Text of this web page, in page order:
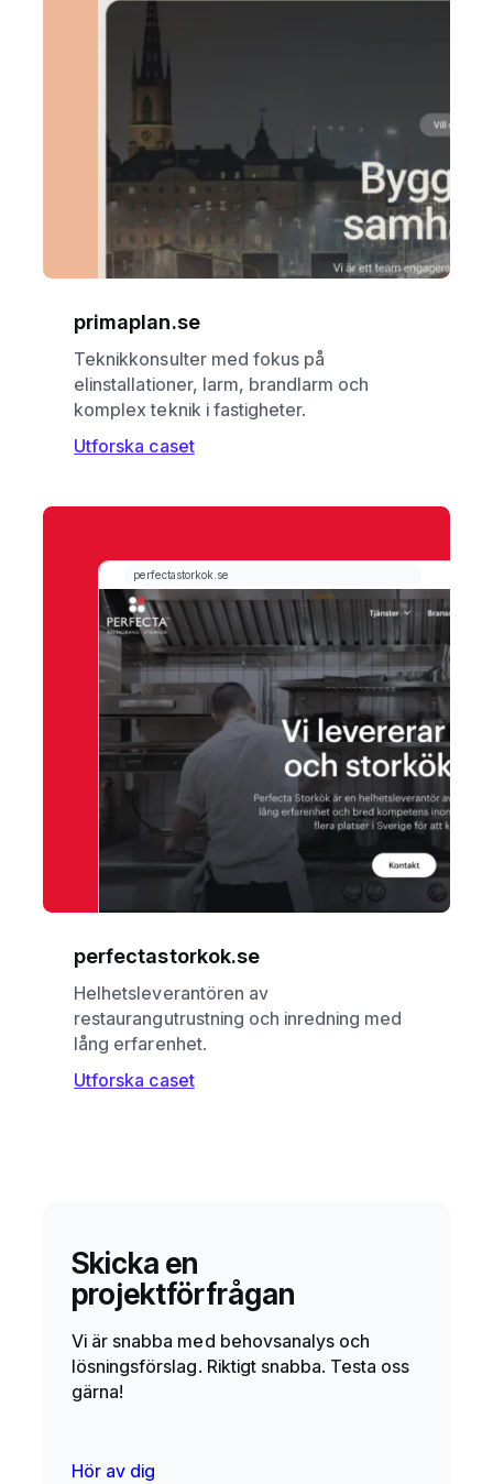
primaplan.se
Teknikkonsulter med fokus på
elinstallationer, larm, brandlarm och
komplex teknik i fastigheter.
Utforska caset
perfectastorkok.se
Helhetsleverantören av
restaurangutrustning och inredning med
lång erfarenhet.
Utforska caset
Skicka en
projektförfrågan
Vi är snabba med behovsanalys och
lösningsförslag. Riktigt snabba. Testa oss
gärna!
Hör av dig